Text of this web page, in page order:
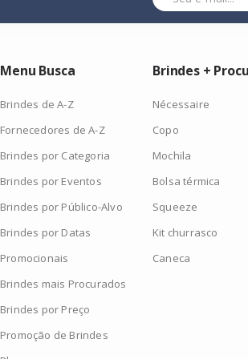
Menu Busca
Brindes de A-Z
Fornecedores de A-Z
Brindes por Categoria
Brindes por Eventos
Brindes por Público-Alvo
Brindes por Datas
Promocionais
Brindes mais Procurados
Brindes por Preço
Promoção de Brindes
Brindes +
Nécessaire
Copo
Mochila
Bolsa térmica
Squeeze
Kit churrasco
Caneca